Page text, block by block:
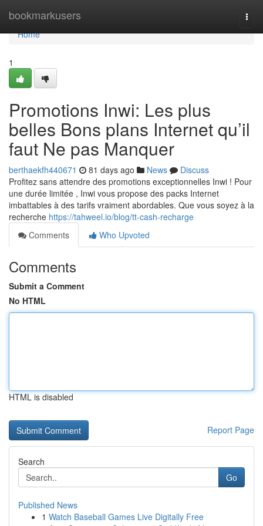
bookmarkusers
Home
Home
1
Promotions Inwi: Les plus
belles Bons plans Internet qu’il
faut Ne pas Manquer
berthaekfh440671 81 days ago News
Discuss
Profitez sans attendre des promotions exceptionnelles Inwi ! Pour
une durée limitée , Inwi vous propose des packs Internet
imbattables à des tarifs vraiment abordables. Que vous soyez à la
recherche https://tahweel.io/blog/tt-cash-recharge
Comments
Who Upvoted
Comments
Submit a Comment
No HTML
HTML is disabled
Report Page
Search
Go
Published News
1 Watch Baseball Games Live Digitally Free